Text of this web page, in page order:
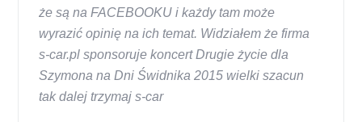
że są na FACEBOOKU i każdy tam może
wyrazić opinię na ich temat. Widziałem że firma
s-car.pl sponsoruje koncert Drugie życie dla
Szymona na Dni Świdnika 2015 wielki szacun
tak dalej trzymaj s-car